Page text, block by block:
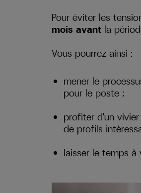
Pour éviter les
mois avant la
Vous pourrez ainsi :
mener le
pour le poste ;
profiter d'un
de profils
laisser le temps